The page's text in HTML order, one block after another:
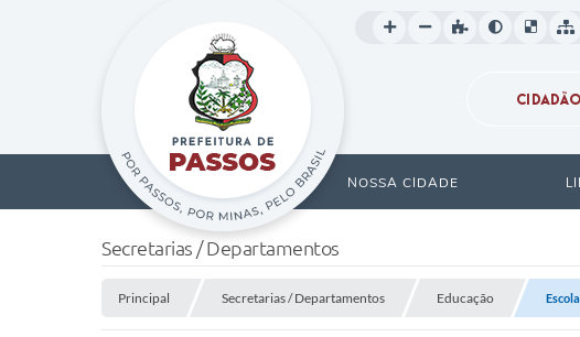
CIDADÃO
NOSSA CIDADE
Secretarias / Departamentos
Principal Secretarias / Departamentos Educação